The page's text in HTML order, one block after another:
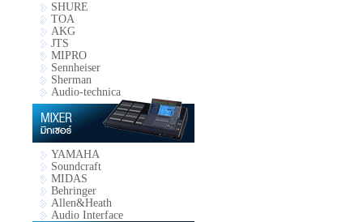
SHURE
TOA
AKG
JTS
MIPRO
Sennheiser
Sherman
Audio-technica
YAMAHA
Soundcraft
MIDAS
Behringer
Allen&Heath
Audio Interface